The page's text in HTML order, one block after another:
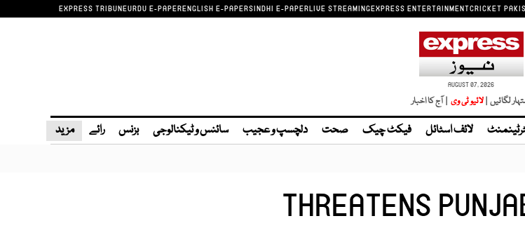
EXPRESS TRIBUNEURDU E-PAPERENGLISH E-PAPERSINDHI E-PAPERLIVE STREAMINGEXPRESS ENTERTAINMENTCRICKET
AUGUST 07, 2026
لگائیں | | آج کا اخبار
لائف اسٹائل فیکٹ چیک صحت دلچسپ و عجیب سائنس و ٹیکنالوجی بزنس رائے مزید
THREATENS